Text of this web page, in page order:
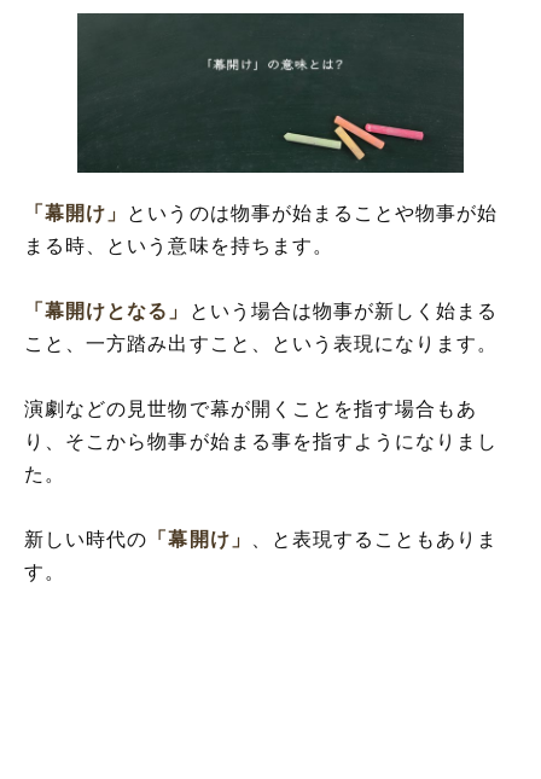
「幕開け」の意味とは?
「幕開け」の言葉の使い方
関連(意味・解釈)
「幕開け」を使った例文や短文など(意味を
「幕開け」と「幕明け」は同じ意味?
「幕開け」 というのは物事が始まることや物事が始
まる時、という意味を持ちます。
「幕開けとなる」
という場合は物事が新しく始まる
こと、一方踏み出すこと、という表現になります。
演劇などの見世物で幕が開くことを指す場合もあ
り、そこから物事が始まる事を指すようになりまし
た。
新しい時代の 「幕開け」
、と表現することもありま
す。